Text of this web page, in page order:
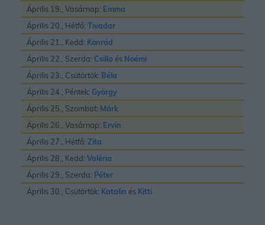
Április 19., Vasárnap: Emma
Április 20., Hétfő: Tivadar
Április 21., Kedd: Konrád
Április 22., Szerda: Csilla és Noémi
Április 23., Csütörtök: Béla
Április 24., Péntek: György
Április 25., Szombat: Márk
Április 26., Vasárnap: Ervin
Április 27., Hétfő: Zita
Április 28., Kedd: Valéria
Április 29., Szerda: Péter
Április 30., Csütörtök: Katalin és Kitti